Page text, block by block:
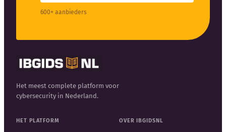
600+ aanbieders
Het meest complete platform voor
cybersecurity in Nederland.
HET PLATFORM OVER IBGIDSNL